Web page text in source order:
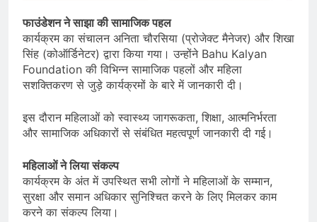
फाउंडेशन ने साझा की सामाजिक पहल
कार्यक्रम का संचालन अनिता चौरसिया (प्रोजेक्ट मैनेजर) और शिखा
सिंह (कोऑर्डिनेटर) द्वारा किया गया। उन्होंने Bahu Kalyan
Foundation की विभिन्न सामाजिक पहलों और महिला
सशक्तिकरण से जुड़े कार्यक्रमों के बारे में जानकारी दी।
इस दौरान महिलाओं को स्वास्थ्य जागरूकता, शिक्षा, आत्मनिर्भरता
और सामाजिक अधिकारों से संबंधित महत्वपूर्ण जानकारी दी गई।
महिलाओं ने लिया संकल्प
कार्यक्रम के अंत में उपस्थित सभी लोगों ने महिलाओं के सम्मान,
सुरक्षा और समान अधिकार सुनिश्चित करने के लिए मिलकर काम
करने का संकल्प लिया।